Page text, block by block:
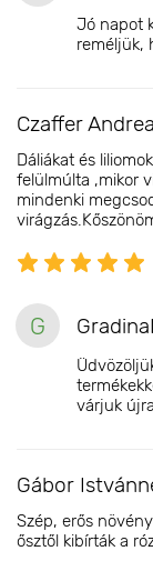
Jó napot
reméljük,
Czaffer Andrea
Dáliákat és
felülmúlta ,mikor
mindenki
G
várjuk
Gábor
Szép, erős
ősztől kibírták a